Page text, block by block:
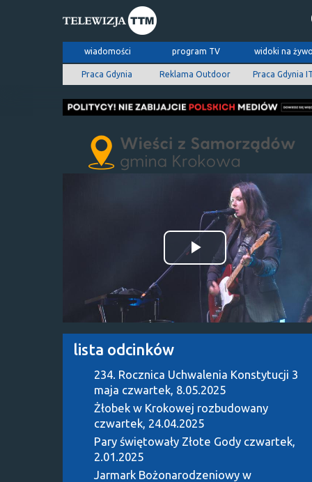
wiadomości program TV widoki na
Praca Gdynia Reklama Outdoor Praca Gdynia
Odtwórz
wideo
lista odcinków
234. Rocznica Uchwalenia Konstytucji 3
maja czwartek, 8.05.2025
Żłobek w Krokowej rozbudowany
czwartek, 24.04.2025
Pary świętowały Złote Gody czwartek,
2.01.2025
Jarmark Bożonarodzeniowy w